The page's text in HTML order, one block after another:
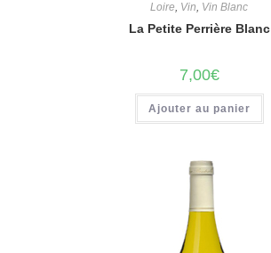
Loire, Vin, Vin Blanc
La Petite Perrière Blanc
7,00€
Ajouter au panier